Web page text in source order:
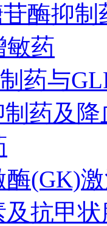
酶抑制
敏药
药与
制药及
酶(GK)
抗甲